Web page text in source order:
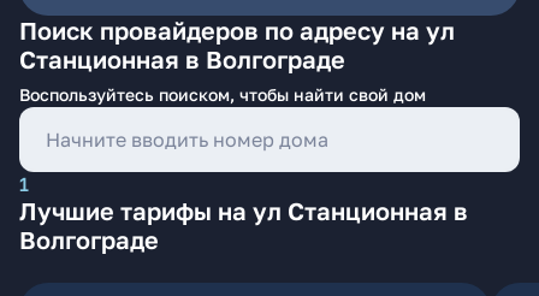
Поиск провайдеров по адресу на ул
Станционная в Волгограде
Воспользуйтесь поиском, чтобы найти свой дом
1
Лучшие тарифы на ул Станционная в
Волгограде